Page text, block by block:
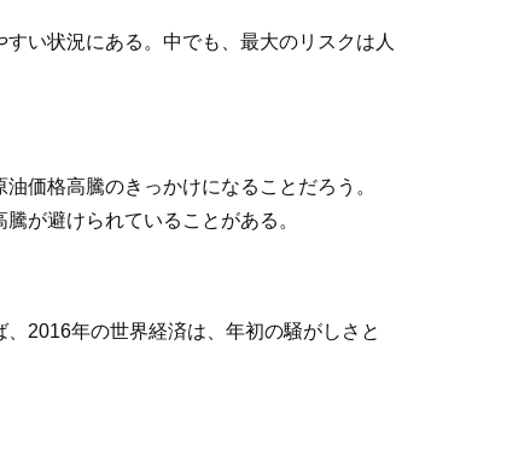
い状況にある。中でも、最大のリスクは人
価格高騰のきっかけになることだろう。
が避けられていることがある。
2016年の世界経済は、年初の騒がしさと